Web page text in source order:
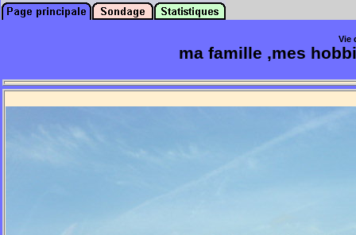
Vie
ma famille ,mes